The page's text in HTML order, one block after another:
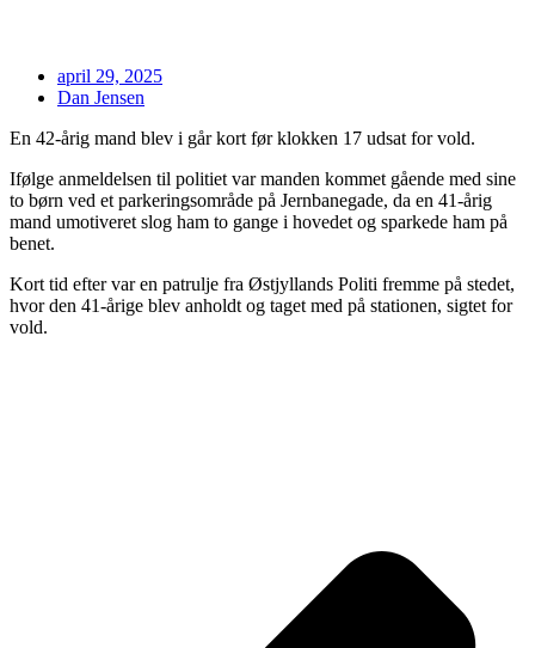
april 29, 2025
Dan Jensen
En 42-årig mand blev i går kort før klokken 17 udsat for vold.
Ifølge anmeldelsen til politiet var manden kommet gående med sine
to børn ved et parkeringsområde på Jernbanegade, da en 41-årig
mand umotiveret slog ham to gange i hovedet og sparkede ham på
benet.
Kort tid efter var en patrulje fra Østjyllands Politi fremme på stedet,
hvor den 41-årige blev anholdt og taget med på stationen, sigtet for
vold.